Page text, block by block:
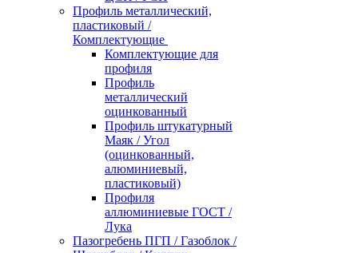
Профиль металлический,
пластиковый /
Комплектующие
Комплектующие для
профиля
Профиль
металлический
оцинкованный
Профиль штукатурный
Маяк / Угол
(оцинкованный,
алюминиевый,
пластиковый)
Профиля
аллюминиевые ГОСТ /
Лука
Пазогребень ПГП / Газоблок /